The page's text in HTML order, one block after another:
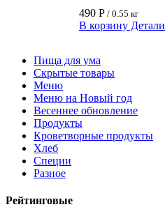
490 Р / 0.55 кг
В корзину Детали
Пища для ума
Скрытые товары
Меню
Меню на Новый год
Весеннее обновление
Продукты
Кроветворные продукты
Хлеб
Специи
Разное
Рейтинговые